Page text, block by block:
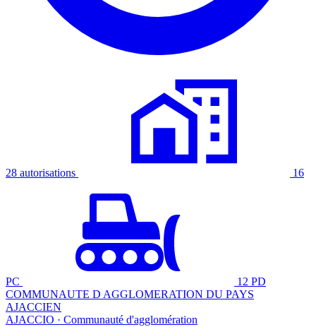
28 autorisations 16
PC
12 PD
COMMUNAUTE D AGGLOMERATION DU PAYS
AJACCIEN
AJACCIO · Communauté d'agglomération